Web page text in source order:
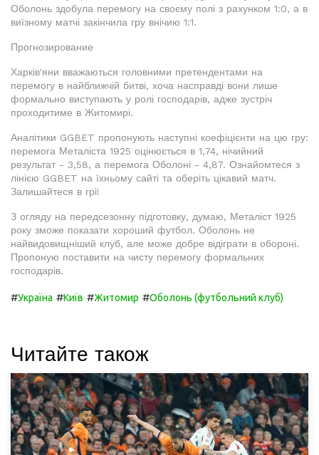
Оболонь здобула перемогу на своєму полі з рахунком 1:0, а в
виїзному матчі закінчила гру внічию 1:1.
Прогнозирование
Харків'яни вважаються головними претендентами на
перемогу в найближчій битві, хоча насправді вони лише
формально виступають у ролі господарів, адже зустріч
проходитиме в Житомирі.
Аналітики GGBET пропонують наступні коефіцієнти на цю гру:
перемога Металіста 1925 оцінюється в 1,74, нічийний
результат - 3,58, а перемога Оболоні - 4,87. Ознайомтеся з
лінією GGBET на їхньому сайті та оберіть цікавий матч.
Залишайтеся в грі!
З огляду на передсезонну підготовку, думаю, Металіст 1925
року зможе показати хороший футбол. Оболонь не
найвидовищніший клуб, але може добре відіграти в обороні.
Пропоную поставити на чисту перемогу формальних
господарів.
#Україна #Київ #Житомир #Оболонь (футбольний клуб)
Читайте також